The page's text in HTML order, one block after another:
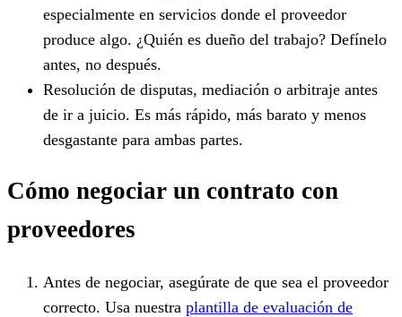
especialmente en servicios donde el proveedor
produce algo. ¿Quién es dueño del trabajo? Defínelo
antes, no después.
Resolución de disputas, mediación o arbitraje antes
de ir a juicio. Es más rápido, más barato y menos
desgastante para ambas partes.
Cómo negociar un contrato con
proveedores
Antes de negociar, asegúrate de que sea el proveedor
correcto. Usa nuestra plantilla de evaluación de